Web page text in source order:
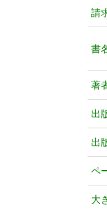
請
書
著
出
出
ペ
大